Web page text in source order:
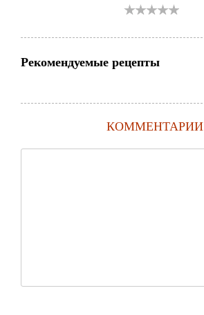
Рекомендуемые рецепты
КОММЕНТАРИИ